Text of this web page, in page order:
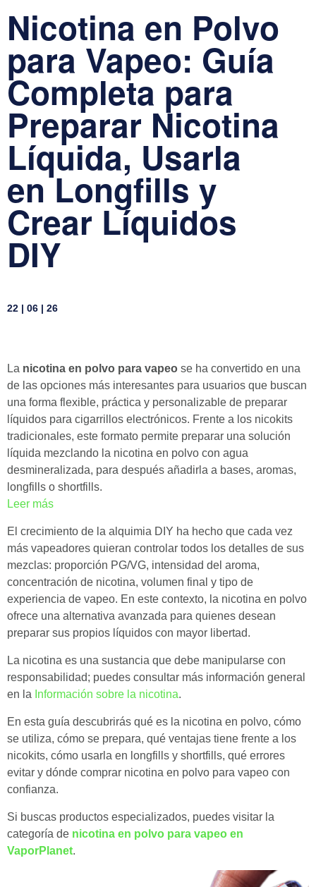
22 | 06 | 26
Nicotina en Polvo
para Vapeo: Guía
Completa para
Preparar Nicotina
Líquida, Usarla
en Longfills y
Crear Líquidos
DIY
La nicotina en polvo para vapeo se ha convertido en una
de las opciones más interesantes para usuarios que buscan
una forma flexible, práctica y personalizable de preparar
líquidos para cigarrillos electrónicos. Frente a los nicokits
tradicionales, este formato permite preparar una solución
líquida mezclando la nicotina en polvo con agua
desmineralizada, para después añadirla a bases, aromas,
longfills o shortfills.
Leer más:
en
Polvo
para
Vapeo:
Guía
Completa
para
Preparar
Nicotina
Líquida,
en
Longfills
y
Crear
Líquidos
El crecimiento de la alquimia DIY ha hecho que cada vez
más vapeadores quieran controlar todos los detalles de sus
mezclas: proporción PG/VG, intensidad del aroma,
concentración de nicotina, volumen final y tipo de
experiencia de vapeo. En este contexto, la nicotina en polvo
ofrece una alternativa avanzada para quienes desean
preparar sus propios líquidos con mayor libertad.
La nicotina es una sustancia que debe manipularse con
responsabilidad; puedes consultar más información general
en la Información sobre la nicotina.
En esta guía descubrirás qué es la nicotina en polvo, cómo
se utiliza, cómo se prepara, qué ventajas tiene frente a los
nicokits, cómo usarla en longfills y shortfills, qué errores
evitar y dónde comprar nicotina en polvo para vapeo con
confianza.
Si buscas productos especializados, puedes visitar la
categoría de nicotina en polvo para vapeo en
VaporPlanet.